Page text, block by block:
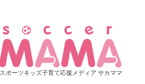
スポーツキッズ子育て応援メディア サカママ